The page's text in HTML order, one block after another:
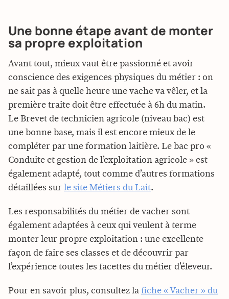
Une bonne étape avant de monter
sa propre exploitation
Avant tout, mieux vaut être passionné et avoir
conscience des exigences physiques du métier : on
ne sait pas à quelle heure une vache va vêler, et la
première traite doit être effectuée à 6h du matin.
Le Brevet de technicien agricole (niveau bac) est
une bonne base, mais il est encore mieux de le
compléter par une formation laitière. Le bac pro «
Conduite et gestion de l’exploitation agricole » est
également adapté, tout comme d’autres formations
détaillées sur le site Métiers du Lait.
Les responsabilités du métier de vacher sont
également adaptées à ceux qui veulent à terme
monter leur propre exploitation : une excellente
façon de faire ses classes et de découvrir par
l’expérience toutes les facettes du métier d’éleveur.
Pour en savoir plus, consultez la fiche « Vacher » du